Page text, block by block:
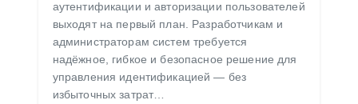
аутентификации и авторизации пользователей
выходят на первый план. Разработчикам и
администраторам систем требуется
надёжное, гибкое и безопасное решение для
управления идентификацией — без
избыточных затрат…